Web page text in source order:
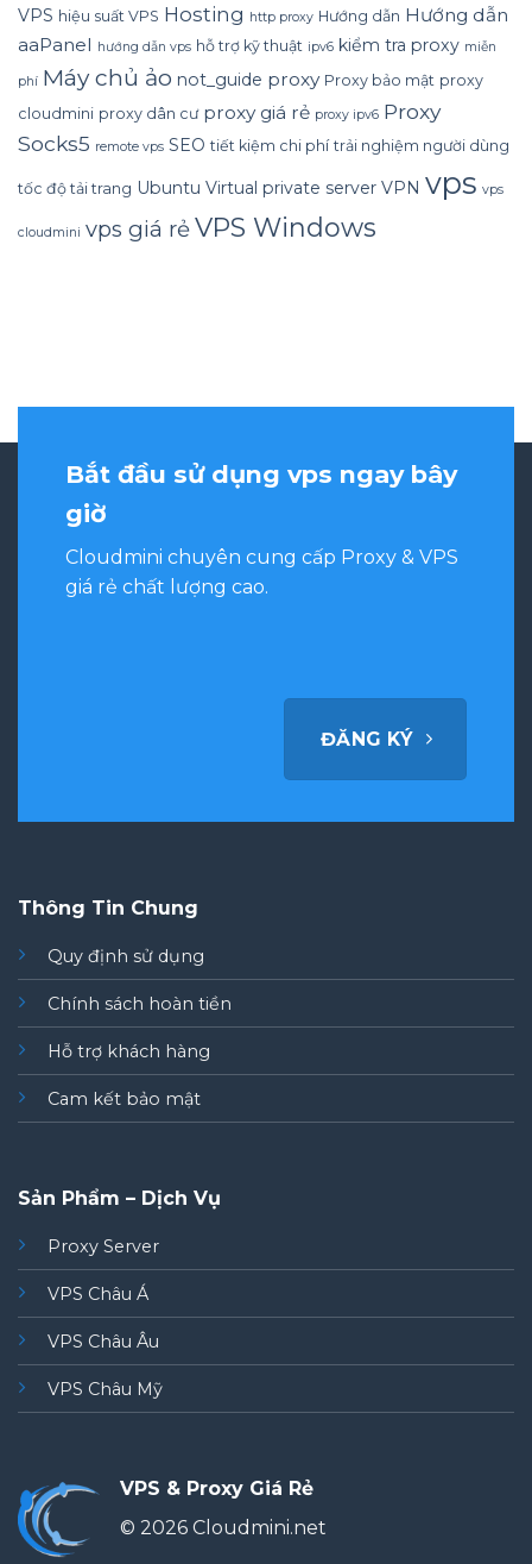
VPS hiệu suất VPS Hosting http proxy Hướng dẫn Hướng dẫn
aaPanel hướng dẫn vps hỗ trợ kỹ thuật ipv6 kiểm tra proxy miễn
phí Máy chủ ảo not_guide proxy Proxy bảo mật proxy
cloudmini proxy dân cư proxy giá rẻ proxy ipv6 Proxy
Socks5 remote vps SEO tiết kiệm chi phí trải nghiệm người dùng
tốc độ tải trang Ubuntu Virtual private server VPN vps vps
cloudmini vps giá rẻVPS Windows
Bắt đầu sử dụng vps ngay bây
giờ
Cloudmini chuyên cung cấp Proxy & VPS
giá rẻ chất lượng cao.
ĐĂNG KÝ
Thông Tin Chung
Quy định sử dụng
Chính sách hoàn tiền
Hỗ trợ khách hàng
Cam kết bảo mật
Sản Phẩm – Dịch Vụ
Proxy Server
VPS Châu Á
VPS Châu Âu
VPS Châu Mỹ
VPS & Proxy Giá Rẻ
© 2026 Cloudmini.net